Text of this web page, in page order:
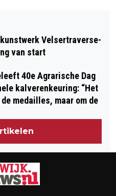
OP DE
OVER DE
CALLANTSOOG
Velsertraverse-
van start
40e Agrarische Dag
kalverenkeuring: “Het
medailles, maar om de